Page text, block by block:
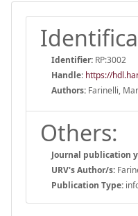
Identifier: RP:3002
Handle: https://
Authors: Farinelli,
Others:
Journal publication
URV's Author/s:
Publication Type: